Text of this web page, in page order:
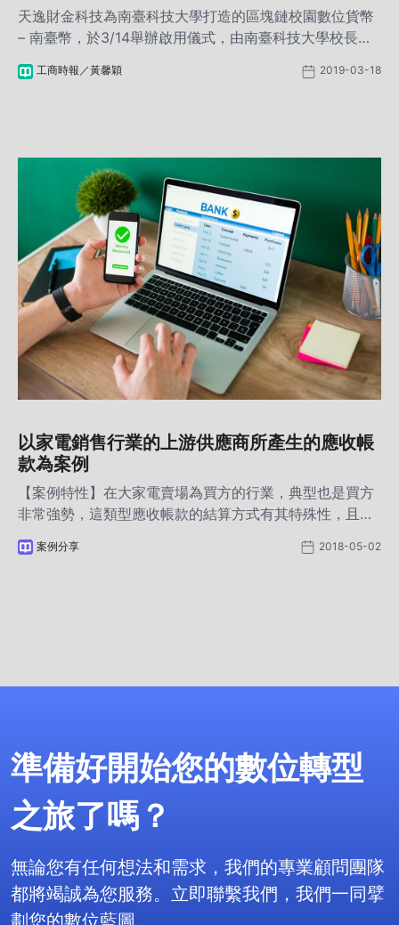
天逸財金科技為南臺科技大學打造的區塊鏈校園數位貨幣
– 南臺幣，於3/14舉辦啟用儀式，由南臺科技大學校長盧
學聯盟召集人廖四郎、天逸財金科技總經理張榮貴、研發
工商時報／黃馨穎 2019-03-18
以家電銷售行業的上游供應商所產生的應收帳
款為案例
【案例特性】在大家電賣場為買方的行業，典型也是買方
非常強勢，這類型應收帳款的結算方式有其特殊性，且習
案例分享 2018-05-02
準備好開始您的數位轉型
之旅了嗎？
無論您有任何想法和需求，我們的專業顧問團隊
都將竭誠為您服務。立即聯繫我們，我們一同擘
劃您的數位藍圖。